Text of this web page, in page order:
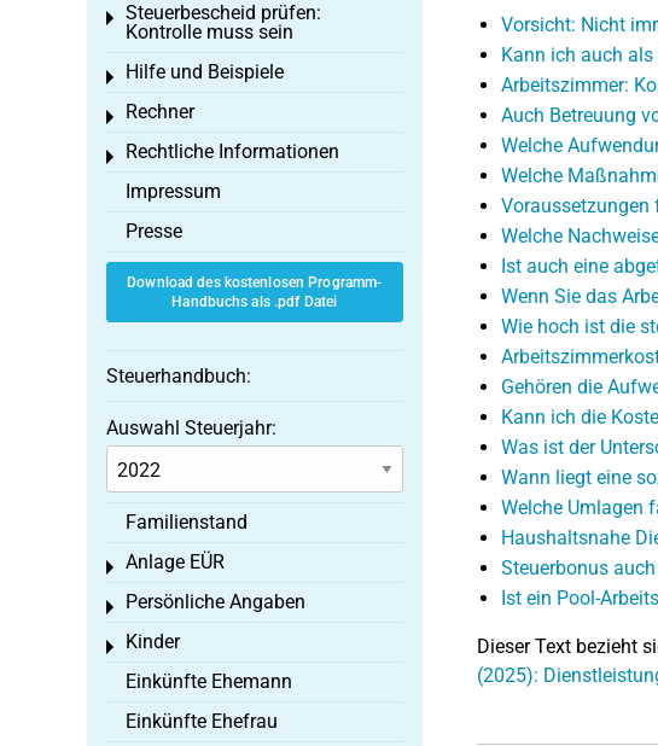
Vorsicht: Nicht
Kann ich auch
Arbeitszimmer:
Auch Betreuung
Welche
Welche
Voraussetzungen
Welche
Ist auch eine
Wenn Sie das
Wie hoch ist die
Gehören die
Kann ich die
Was ist der
Wann liegt eine
Welche Umlagen
Haushaltsnahe
Steuerbonus
Ist ein Pool-
Dieser Text bezieht
(2025):
Steuerbescheid prüfen:
Kontrolle muss sein
Toggle menu
Hilfe und Beispiele
Toggle menu
Rechner
Toggle menu
Rechtliche Informationen
Toggle menu
Impressum
Presse
Download des kostenlosen Programm-
Handbuchs als .pdf Datei
Steuerhandbuch:
Auswahl Steuerjahr:
Familienstand
Anlage EÜR
Toggle menu
Persönliche Angaben
Toggle menu
Kinder
Toggle menu
Einkünfte Ehemann
Einkünfte Ehefrau